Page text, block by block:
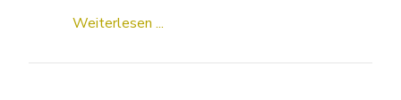
Weiterlesen ...